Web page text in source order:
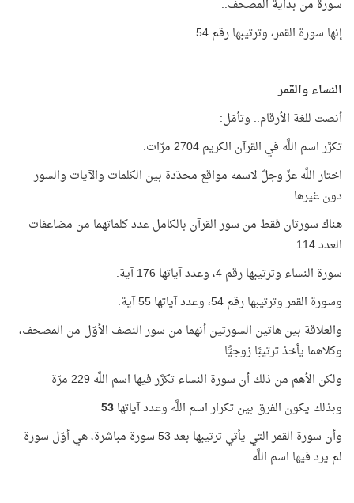
سورة من بداية المصحف..
إنها سورة القمر، وترتيبها رقم 54
النساء والقمر
أنصت للغة الأرقام.. وتأمّل:
تكرَّر اسم اللَّه في القرآن الكريم 2704 مرّات.
اختار اللَّه عزّ وجلّ لاسمه مواقع محدّدة بين الكلمات والآيات والسور
دون غيرها.
هناك سورتان فقط من سور القرآن بالكامل عدد كلماتهما من مضاعفات
العدد 114
سورة النساء وترتيبها رقم 4، وعدد آياتها 176 آية.
وسورة القمر وترتيبها رقم 54، وعدد آياتها 55 آية.
والعلاقة بين هاتين السورتين أنهما من سور النصف الأوّل من المصحف،
وكلاهما يأخذ ترتيبًا زوجيًّا.
ولكن الأهم من ذلك أن سورة النساء تكرَّر فيها اسم اللَّه 229 مرّة
وبذلك يكون الفرق بين تكرار اسم اللَّه وعدد آياتها53
وأن سورة القمر التي يأتي ترتيبها بعد 53 سورة مباشرة، هي أوّل سورة
لم يرد فيها اسم اللَّه.